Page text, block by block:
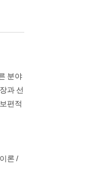
분야
과 선
편적
론 /